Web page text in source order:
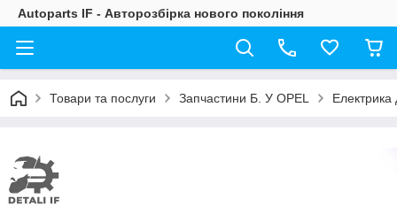
Autoparts IF - Авторозбірка нового покоління
Товари та послуги Запчастини Б. У OPEL Електрика